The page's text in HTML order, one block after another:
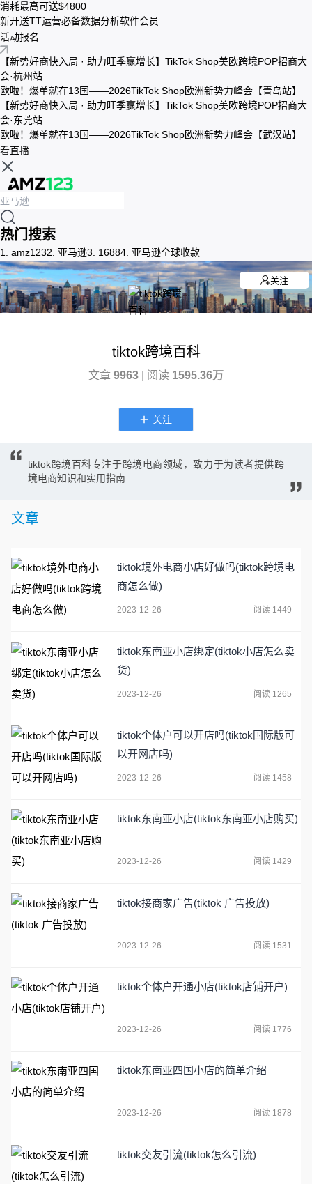
消耗最高可送$4800
新开送TT运营必备数据分析软件会员
活动报名
【新势好商快入局 · 助力旺季赢增长】TikTok Shop美欧跨境POP招商大
会·杭州站
欧啦！爆单就在13国——2026TikTok Shop欧洲新势力峰会【青岛站】
【新势好商快入局 · 助力旺季赢增长】TikTok Shop美欧跨境POP招商大
会·东莞站
欧啦！爆单就在13国——2026TikTok Shop欧洲新势力峰会【武汉站】
看直播
热门搜索
1. amz1232. 亚马逊3. 16884. 亚马逊全球收款
关注
tiktok跨境百科
文章 9963 | 阅读 1595.36万
关注
tiktok跨境百科专注于跨境电商领域，致力于为读者提供跨
境电商知识和实用指南
文章
tiktok境外电商小店好做吗(tiktok跨境电
商怎么做)
2023-12-26 阅读 1449
tiktok东南亚小店绑定(tiktok小店怎么卖
货)
2023-12-26 阅读 1265
tiktok个体户可以开店吗(tiktok国际版可
以开网店吗)
2023-12-26 阅读 1458
tiktok东南亚小店(tiktok东南亚小店购买)
2023-12-26 阅读 1429
tiktok接商家广告(tiktok 广告投放)
2023-12-26 阅读 1531
tiktok个体户开通小店(tiktok店铺开户)
2023-12-26 阅读 1776
tiktok东南亚四国小店的简单介绍
2023-12-26 阅读 1878
tiktok交友引流(tiktok怎么引流)